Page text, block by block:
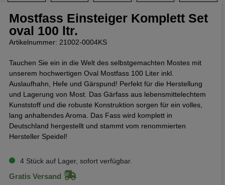
Mostfass Einsteiger Komplett Set
oval 100 ltr.
Artikelnummer: 21002-0004KS
Tauchen Sie ein in die Welt des selbstgemachten Mostes mit
unserem hochwertigen Oval Mostfass 100 Liter inkl.
Auslaufhahn, Hefe und Gärspund! Perfekt für die Herstellung
und Lagerung von Most. Das Gärfass aus lebensmittelechtem
Kunststoff und die robuste Konstruktion sorgen für ein volles,
lang anhaltendes Aroma. Das Fass wird komplett in
Deutschland hergestellt und stammt vom renommierten
Hersteller Speidel!
4 Stück auf Lager, sofort verfügbar.
Gratis Versand